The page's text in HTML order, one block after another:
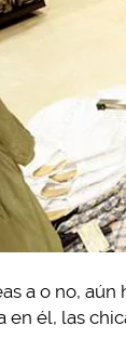
a o no,
en él, las